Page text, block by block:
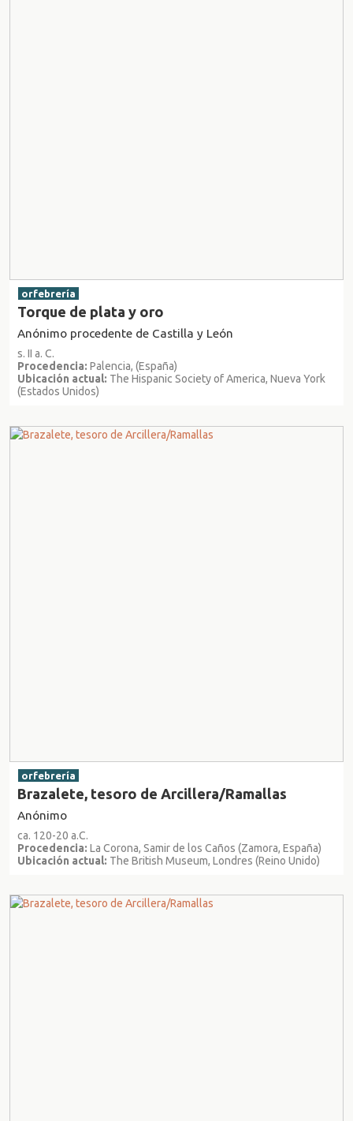
orfebrería
Torque de plata y oro
Anónimo procedente de Castilla y León
s. II a. C.
Procedencia: Palencia, (España)
Ubicación actual: The Hispanic Society of America, Nueva York
(Estados Unidos)
orfebrería
Brazalete, tesoro de Arcillera/Ramallas
Anónimo
ca. 120-20 a.C.
Procedencia: La Corona, Samir de los Caños (Zamora, España)
Ubicación actual: The British Museum, Londres (Reino Unido)